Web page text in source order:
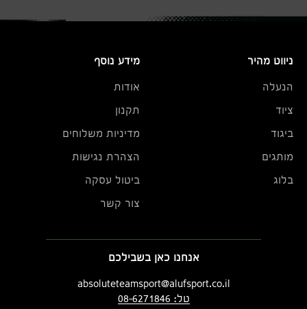
ניווט מהיר
הנעלה
ציוד
ביגוד
מותגים
בלוג
מידע נוסף
אודות
תקנון
מדיניות משלוחים
הצהרת נגישות
ביטול עסקה
צור קשר
אנחנו כאן בשבילכם
absoluteteamsport@alufsport.co.il
טל: 08-6271846